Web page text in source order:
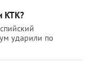
КТК?
ударили по